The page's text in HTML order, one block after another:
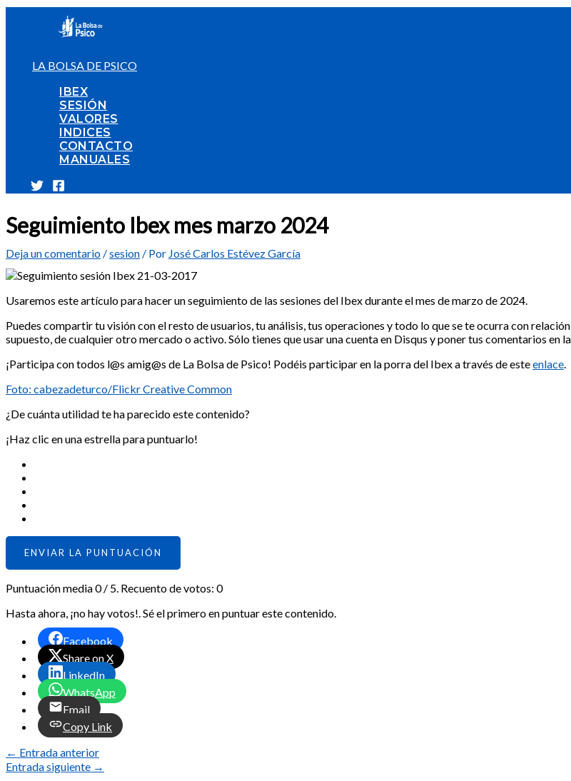
LA BOLSA DE PSICO
IBEX
SESIÓN
VALORES
INDICES
CONTACTO
MANUALES
Seguimiento Ibex mes marzo 2024
Deja un comentario /sesion / Por José Carlos Estévez García
Usaremos este artículo para hacer un seguimiento de las sesiones del Ibex durante el mes de marzo de 2024.
Puedes compartir tu visión con el resto de usuarios, tu análisis, tus operaciones y todo lo que se te ocurra con
supuesto, de cualquier otro mercado o activo. Sólo tienes que usar una cuenta en Disqus y poner tus comentarios en
¡Participa con todos l@s amig@s de La Bolsa de Psico! Podéis participar en la porra del Ibex a través de esteenlace.
Foto: cabezadeturco/Flickr Creative Common
¿De cuánta utilidad te ha parecido este contenido?
¡Haz clic en una estrella para puntuarlo!
ENVIAR LA PUNTUACIÓN
Puntuación media0/ 5. Recuento de votos: 0
Hasta ahora, ¡no hay votos!. Sé el primero en puntuar este contenido.
Facebook
Share on X
LinkedIn
WhatsApp
Email
Copy Link
← Entrada anterior
Entrada siguiente →